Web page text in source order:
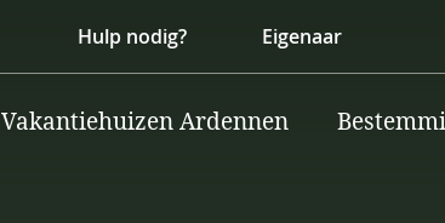
Hulp nodig? Eigenaar
Vakantiehuizen Ardennen